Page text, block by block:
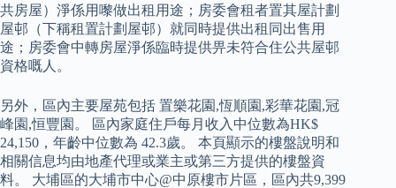
共房屋）淨係用嚟做出租用途；房委會租者置其屋計劃
屋邨（下稱租置計劃屋邨）就同時提供出租同出售用
途；房委會中轉房屋淨係臨時提供畀未符合住公共屋邨
資格嘅人。
另外，區內主要屋苑包括 置樂花園,恆順園,彩華花園,冠
峰園,恒豐園。 區內家庭住戶每月收入中位數為HK$
24,150，年齡中位數為 42.3歲。 本頁顯示的樓盤說明和
相關信息均由地產代理或業主或第三方提供的樓盤資
料。 大埔區的大埔市中心@中原樓市片區，區內共9,399